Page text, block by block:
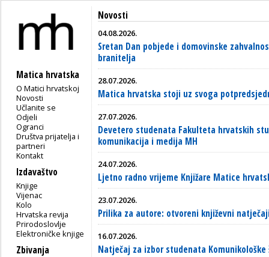
Matica hrvatska
O Matici hrvatskoj
Novosti
Učlanite se
Odjeli
Ogranci
Društva prijatelja i
partneri
Kontakt
Izdavaštvo
Knjige
Vijenac
Kolo
Hrvatska revija
Prirodoslovlje
Elektroničke knjige
Zbivanja
Novosti
04.08.2026.
Sretan Dan pobjede i domovinske
branitelja
28.07.2026.
Matica hrvatska stoji uz svoga
27.07.2026.
Devetero studenata Fakulteta hrvatskih
komunikacija i medija MH
24.07.2026.
Ljetno radno vrijeme Knjižare Matice
23.07.2026.
Prilika za autore: otvoreni književni
16.07.2026.
Natječaj za izbor studenata